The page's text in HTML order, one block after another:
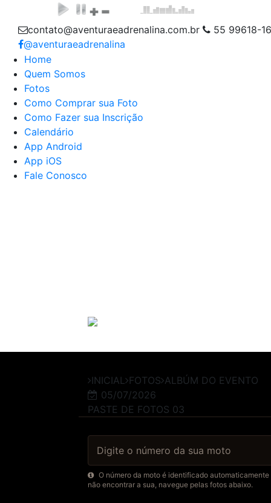
contato@aventuraeadrenalina.com.br
55 99618-
@aventuraeadrenalina
Home
Quem Somos
Fotos
Como Comprar sua Foto
Como Fazer sua Inscrição
Calendário
App Android
App iOS
Fale Conosco
INICIAL FOTOS ALBÚM DO EVENTO
05/07/2026
PASTE DE FOTOS 03
O número da moto é identificado
não encontrar a sua, navegue pelas fotos abaixo.